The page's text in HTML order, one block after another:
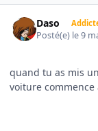
Daso
Posté(e) le 9
quand tu as mis
voiture